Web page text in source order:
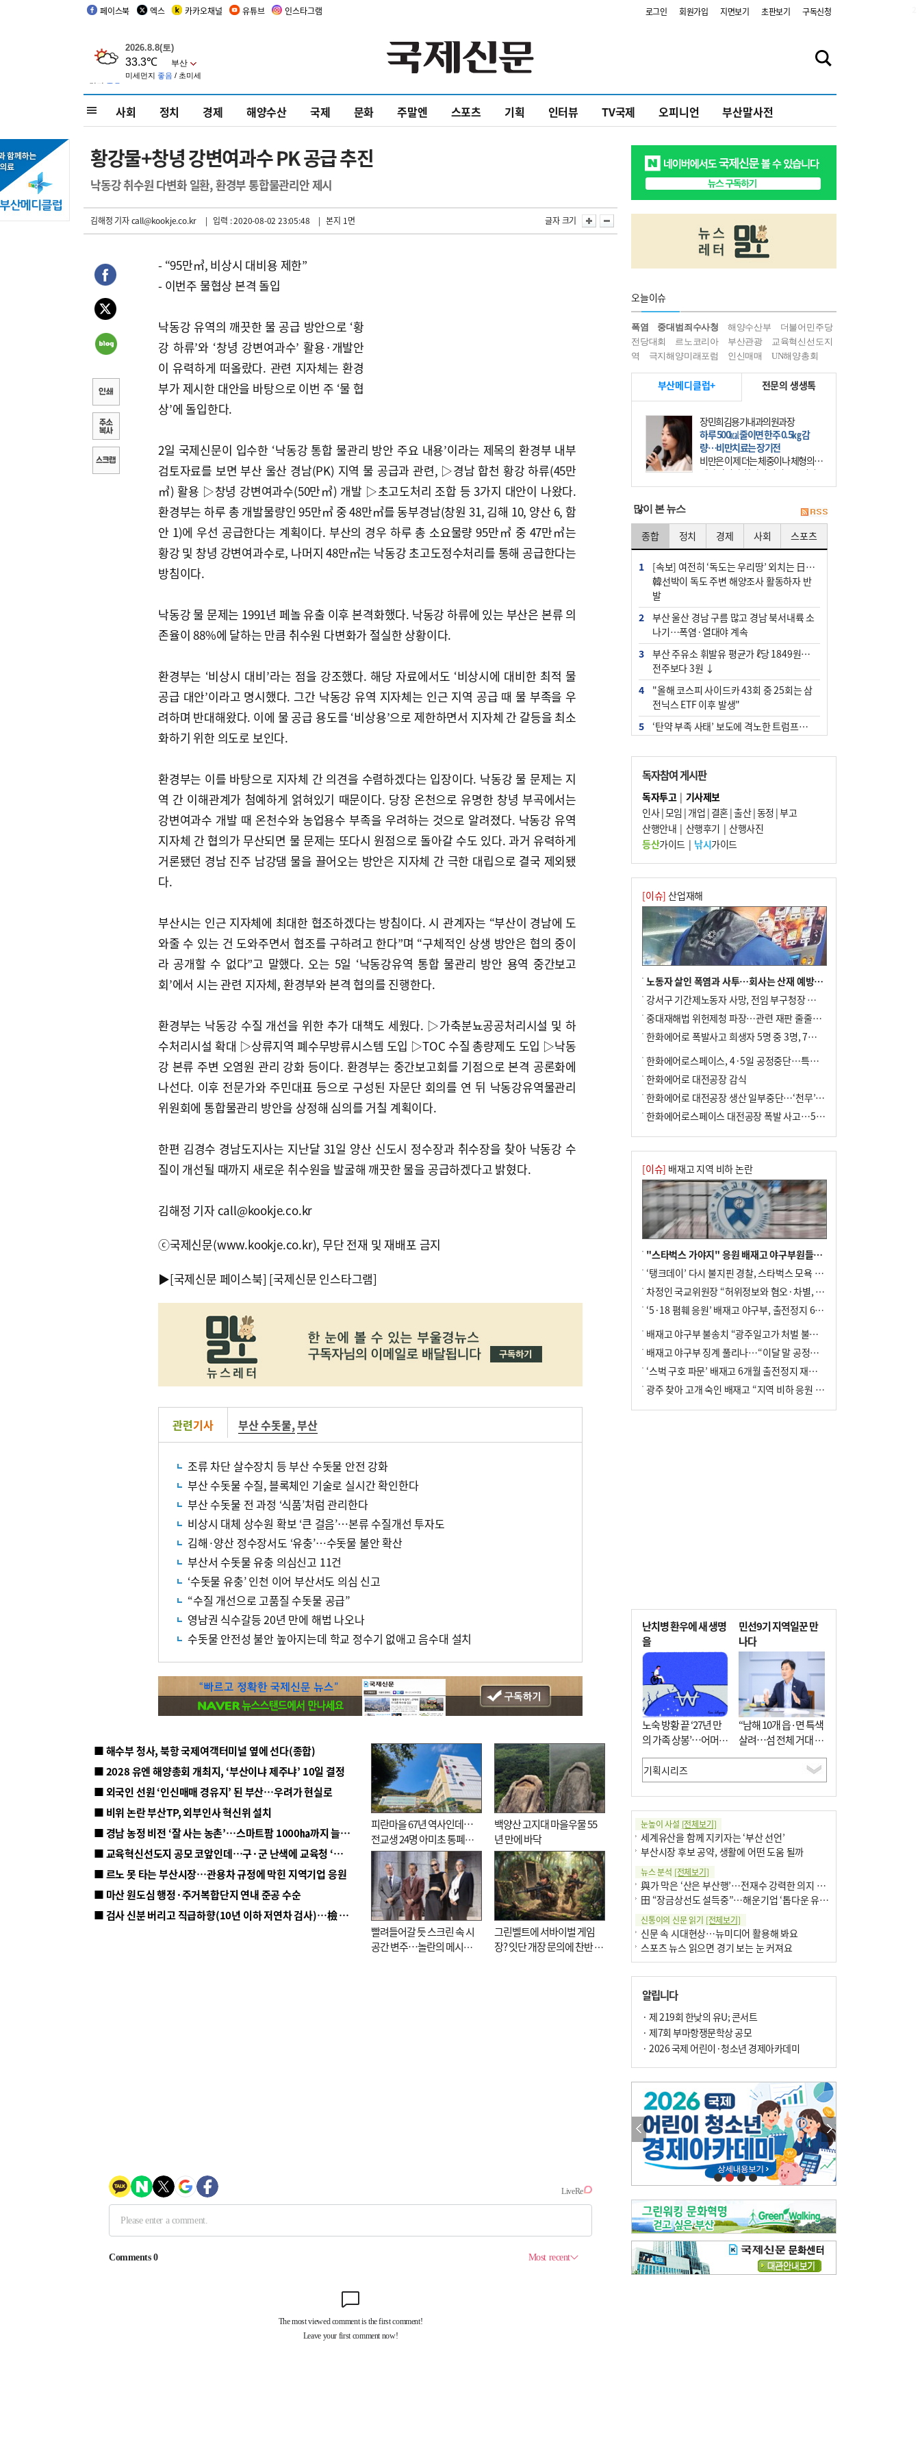
페이스북 엑스 카카오채널 유튜브 인스타그램 로그인 회원가입 지면보기 초판보기 구독신청
사회 정치 경제 해양수산 국제 문화 주말엔 스포츠 기획 인터뷰 TV국제 오피니언 부산말사전
황강물+창녕 강변여과수 PK 공급 추진
낙동강 취수원 다변화 일환, 환경부 통합물관리안 제시
김해정 기자call@kookje.co.kr | 입력 : 2020-08-02 23:05:48 | 본지 1면 글자 크기
- “95만㎥, 비상시 대비용 제한”
- 이번주 물협상 본격 돌입
낙동강 유역의 깨끗한 물 공급 방안으로 ‘황
강 하류’와 ‘창녕 강변여과수’ 활용·개발안
이 유력하게 떠올랐다. 관련 지자체는 환경
부가 제시한 대안을 바탕으로 이번 주 ‘물 협
상’에 돌입한다.
2일 국제신문이 입수한 ‘낙동강 통합 물관리 방안 주요 내용’이라는 제목의 환경부 내부
검토자료를 보면 부산 울산 경남(PK) 지역 물 공급과 관련, ▷경남 합천 황강 하류(45만
㎥) 활용 ▷창녕 강변여과수(50만㎥) 개발 ▷초고도처리 조합 등 3가지 대안이 나왔다.
환경부는 하루 총 개발물량인 95만㎥ 중 48만㎥를 동부경남(창원 31, 김해 10, 양산 6, 함
안 1)에 우선 공급한다는 계획이다. 부산의 경우 하루 총 소요물량 95만㎥ 중 47만㎥는
황강 및 창녕 강변여과수로, 나머지 48만㎥는 낙동강 초고도정수처리를 통해 공급한다는
방침이다.
낙동강 물 문제는 1991년 페놀 유출 이후 본격화했다. 낙동강 하류에 있는 부산은 본류 의
존율이 88%에 달하는 만큼 취수원 다변화가 절실한 상황이다.
환경부는 ‘비상시 대비’라는 점을 강조했다. 해당 자료에서도 ‘비상시에 대비한 최적 물
공급 대안’이라고 명시했다. 그간 낙동강 유역 지자체는 인근 지역 공급 때 물 부족을 우
려하며 반대해왔다. 이에 물 공급 용도를 ‘비상용’으로 제한하면서 지자체 간 갈등을 최소
화하기 위한 의도로 보인다.
환경부는 이를 바탕으로 지자체 간 의견을 수렴하겠다는 입장이다. 낙동강 물 문제는 지
역 간 이해관계가 첨예하게 얽혀있기 때문이다. 당장 온천으로 유명한 창녕 부곡에서는
강변여과수 개발 때 온천수와 농업용수 부족을 우려하는 것으로 알려졌다. 낙동강 유역
지자체 간 협의가 무산되면 물 문제는 또다시 원점으로 돌아갈 수도 있다. 과거 유력하게
거론됐던 경남 진주 남강댐 물을 끌어오는 방안은 지자체 간 극한 대립으로 결국 제외됐
다.
부산시는 인근 지자체에 최대한 협조하겠다는 방침이다. 시 관계자는 “부산이 경남에 도
와줄 수 있는 건 도와주면서 협조를 구하려고 한다”며 “구체적인 상생 방안은 협의 중이
라 공개할 수 없다”고 말했다. 오는 5일 ‘낙동강유역 통합 물관리 방안 용역 중간보고
회’에서 시는 관련 지자체, 환경부와 본격 협의를 진행한다.
환경부는 낙동강 수질 개선을 위한 추가 대책도 세웠다. ▷가축분뇨공공처리시설 및 하
수처리시설 확대 ▷상류지역 폐수무방류시스템 도입 ▷TOC 수질 총량제도 도입 ▷낙동
강 본류 주변 오염원 관리 강화 등이다. 환경부는 중간보고회를 기점으로 본격 공론화에
나선다. 이후 전문가와 주민대표 등으로 구성된 자문단 회의를 연 뒤 낙동강유역물관리
위원회에 통합물관리 방안을 상정해 심의를 거칠 계획이다.
한편 김경수 경남도지사는 지난달 31일 양산 신도시 정수장과 취수장을 찾아 낙동강 수
질이 개선될 때까지 새로운 취수원을 발굴해 깨끗한 물을 공급하겠다고 밝혔다.
김해정 기자 call@kookje.co.kr
ⓒ국제신문(www.kookje.co.kr), 무단 전재 및 재배포 금지
▶[국제신문 페이스북] [국제신문 인스타그램]
관련기사 부산 수돗물,부산
조류 차단 살수장치 등 부산 수돗물 안전 강화
부산 수돗물 수질, 블록체인 기술로 실시간 확인한다
부산 수돗물 전 과정 ‘식품’처럼 관리한다
비상시 대체 상수원 확보 ‘큰 걸음’…본류 수질개선 투자도
김해·양산 정수장서도 ‘유충’…수돗물 불안 확산
부산서 수돗물 유충 의심신고 11건
‘수돗물 유충’ 인천 이어 부산서도 의심 신고
“수질 개선으로 고품질 수돗물 공급”
영남권 식수갈등 20년 만에 해법 나오나
수돗물 안전성 불안 높아지는데 학교 정수기 없애고 음수대 설치
■ 해수부 청사, 북항 국제여객터미널 옆에 선다(종합)
■ 2028 유엔 해양총회 개최지, ‘부산이냐 제주냐’ 10일 결정
■ 외국인 선원 ‘인신매매 경유지’ 된 부산…우려가 현실로
■ 비위 논란 부산TP, 외부인사 혁신위 설치
■ 경남 농정 비전 ‘잘 사는 농촌’…스마트팜 1000㏊까지 늘린다
■ 교육혁신선도지 공모 코앞인데…구·군 난색에 교육청 ‘쩔쩔’
■ 르노 못 타는 부산시장…관용차 규정에 막힌 지역기업 응원
■ 마산 원도심 행정·주거복합단지 연내 준공 수순
■ 검사 신분 버리고 직급하향(10년 이하 저연차 검사)…檢 중수청행 기피
피란마을 67년 역사인데…
전교생 24명 아미초 통폐합
기로
백양산 고지대 마을우물 55
년 만에 바닥
빨려들어갈 듯 스크린 속 시
공간 변주…놀란의 메시지
그린벨트에 서바이벌 게임
장? 잇단 개장 문의에 찬반 논
오늘이슈
폭염 중대범죄수사청 해양수산부
더불어민주당
전당대회
르노코리아 부산관광
교육혁신선도지
역
극지해양미래포럼 인신매매 UN해양총회
부산메디클럽+ 전문의 생생톡
장민희김용기내과의원과장
하루 500㎉ 줄이면 한주 0.5㎏ 감
량…비만치료는 장기전
비만은 이제 더는 체중이나 체형의 문
제가 아니다. 하나의 질병으로 인지
하고 치료와 관리를 해야 한다. 세계
많이 본 뉴스
종합 정치 경제 사회 스포츠
1
[속보] 여전히 ‘독도는 우리땅’ 외치는 日…
韓선박이 독도 주변 해양조사 활동하자 반
발
2
부산 울산 경남 구름 많고 경남 북서내륙 소
나기…폭염·열대야 계속
3
부산 주유소 휘발유 평균가 ℓ당 1849원…
전주보다 3원 ↓
4
"올해 코스피 사이드카 43회 중 25회는 삼
전닉스 ETF 이후 발생"
5
‘탄약 부족 사태’ 보도에 격노한 트럼프…
과…“현재는 부적절 행위 없어”
7
부산 앞바다에 기름 425ℓ 유출한 러시아 화
물선 적발
8
서울 중랑구서 흉기 난동…60대 남성 2명
사망
10 [2026 부산청소년극지체험탐험대 현장르
포] 2회 : 하늘에서 만난 얼음의 나라
독자참여 게시판
독자투고| 기사제보
인사|모임 | 개업 | 결혼|출산|동정 |부고
산행안내 | 산행후기 | 산행사진
등산가이드| 낚시가이드
[이슈] 산업재해
노동자 살인 폭염과 사투…회사는 산재 예방·전기료 절감 전력
강서구 기간제노동자 사망, 전임 부구청장 檢 송치
중대재해법 위헌제청 파장…관련 재판 줄줄이 브레이크
한화에어로 폭발사고 희생자 5명 중 3명, 7일 영면
한화에어로스페이스, 4·5일 공정중단…특별 안전점검
한화에어로 대전공장 감식
한화에어로 대전공장 생산 일부중단…‘천무’ 수출 비상
한화에어로스페이스 대전공장 폭발 사고…5명 사망·2명 부상(종합)
[이슈] 배재고 지역 비하 논란
"스타벅스 가야지" 응원 배재고 야구부원들, 학교서 징계 처분
‘탱크데이’ 다시 불지핀 경찰, 스타벅스 모욕 혐의 압수수색
차정인 국교위원장 “허위정보와 혐오·차별, 학교 교실까지 유입"
‘5·18 폄훼 응원’ 배재고 야구부, 출전정지 6개월→1개월 감경
배재고 야구부 불송치 “광주일고가 처벌 불원 의사 표해”
배재고 야구부 징계 풀리나…“이달 말 공정위서 재심의”
‘스벅 구호 파문’ 배재고 6개월 출전정지 재심 신청키로
광주 찾아 고개 숙인 배재고 “지역 비하 응원 잘못”(종합)
난치병 환우에 새 생명
을
노숙 방황 끝 ‘27년 만
의 가족 상봉’…어머니
와 행복 꿈꿔
민선9기 지역일꾼 만
나다
“남해 10개 읍·면 특색
살려…섬 전체 거대 정
원으로 조성”
눈높이 사설 [전체보기]
세계유산을 함께 지키자는 ‘부산 선언’
부산시장 후보 공약, 생활에 어떤 도움 될까
뉴스 분석 [전체보기]
與가 막은 ‘산은 부산행’…전재수 강력한 의지 표명 없인 공염불
田 “장금상선도 설득중”…해운기업 ‘톱다운 유치전’ 가속
신통이의 신문 읽기 [전체보기]
신문 속 시대현상…뉴미디어 활용해 봐요
스포츠 뉴스 읽으면 경기 보는 눈 커져요
구·군 승진 축하화분 관행 없애자니 소상공인 울상
팩트체크[전체보기]
의령 한우산 털중나리
한 손 뉴스[전체보기]
시민이 개발한 폭염 대응 앱 ‘그늘로’ 길안내 지도 등 인기
골목 맛집 발굴 고메 셀렉션…부산시, 페스티벌 시월 연계
오늘의 날씨-[전체보기]
오늘의 날씨- 2026년 8월 7일
오늘의 날씨- 2026년 8월 6일
우리 결혼해요-[전체보기]
우리 결혼해요- 김홍윤·정세빈 커플
알립니다
· 제 219회 한낮의 유U; 콘서트
· 제7회 부마항쟁문학상 공모
· 2026 국제 어린이·청소년 경제아카데미